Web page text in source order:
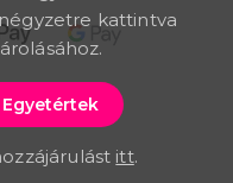
jog fenntartva
kattintva
Egyetértek
itt.